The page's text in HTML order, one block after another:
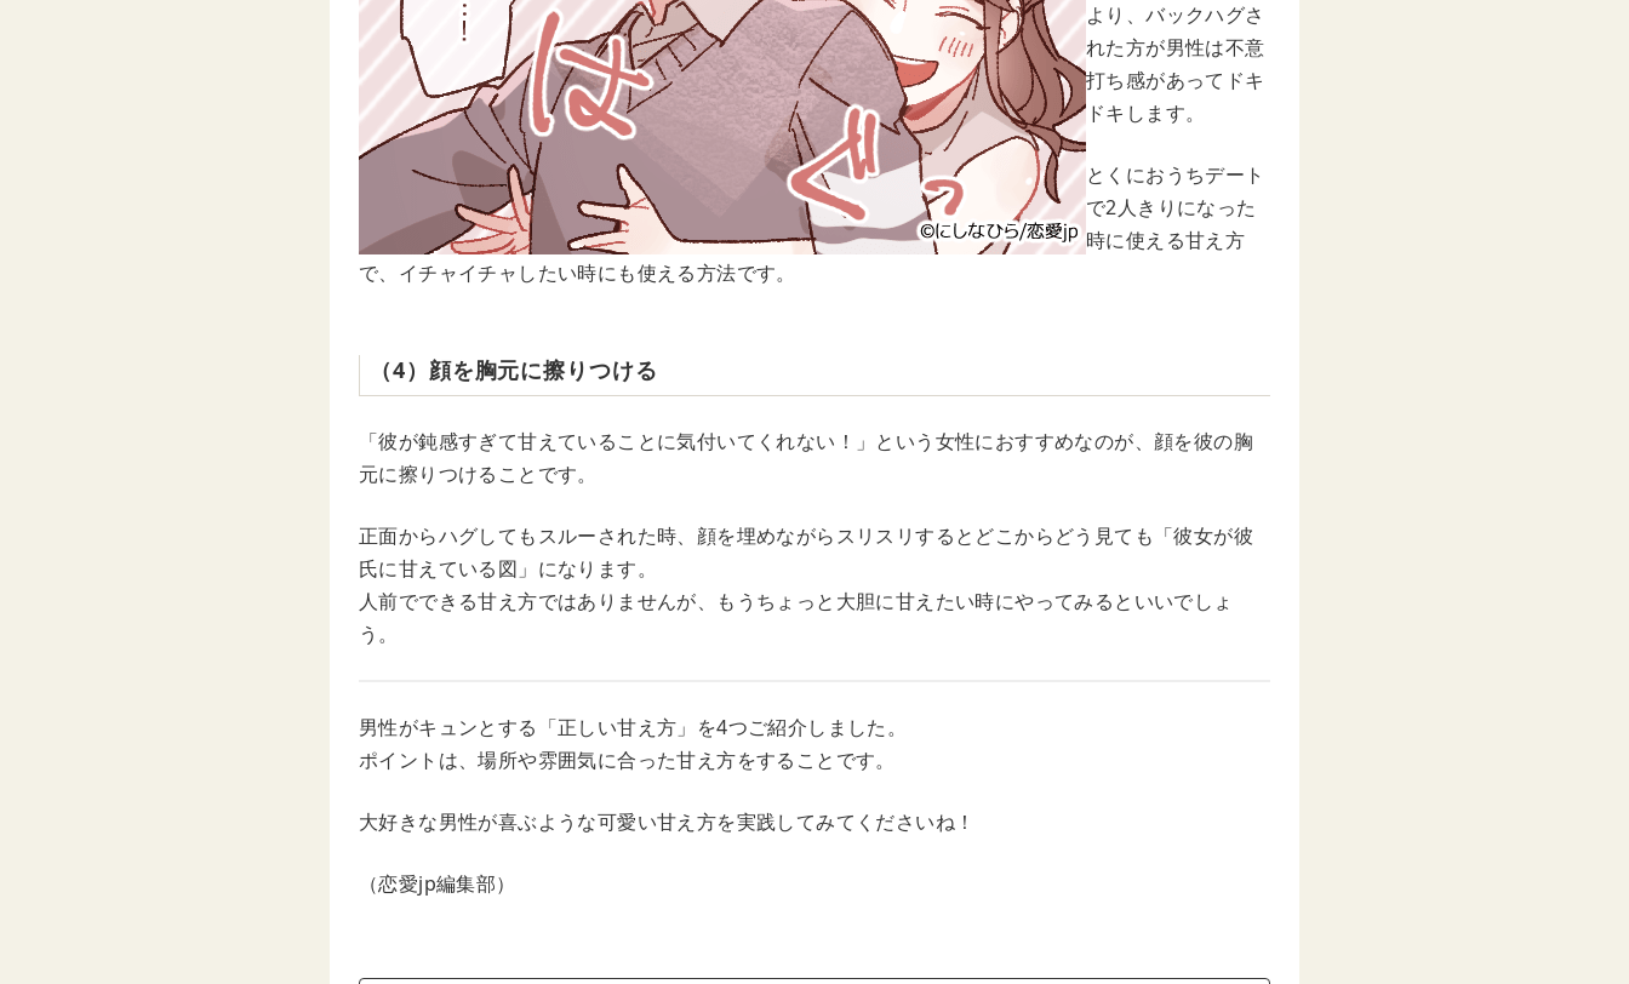
より、バックハグさ
れた方が男性は不意
打ち感があってドキ
ドキします。
とくにおうちデート
で2人きりになった
時に使える甘え方
で、イチャイチャしたい時にも使える方法です。
（4）顔を胸元に擦りつける
「彼が鈍感すぎて甘えていることに気付いてくれない！」という女性におすすめなのが、顔を彼の胸
元に擦りつけることです。
正面からハグしてもスルーされた時、顔を埋めながらスリスリするとどこからどう見ても「彼女が彼
氏に甘えている図」になります。
人前でできる甘え方ではありませんが、もうちょっと大胆に甘えたい時にやってみるといいでしょ
う。
男性がキュンとする「正しい甘え方」を4つご紹介しました。
ポイントは、場所や雰囲気に合った甘え方をすることです。
大好きな男性が喜ぶような可愛い甘え方を実践してみてくださいね！
（恋愛jp編集部）